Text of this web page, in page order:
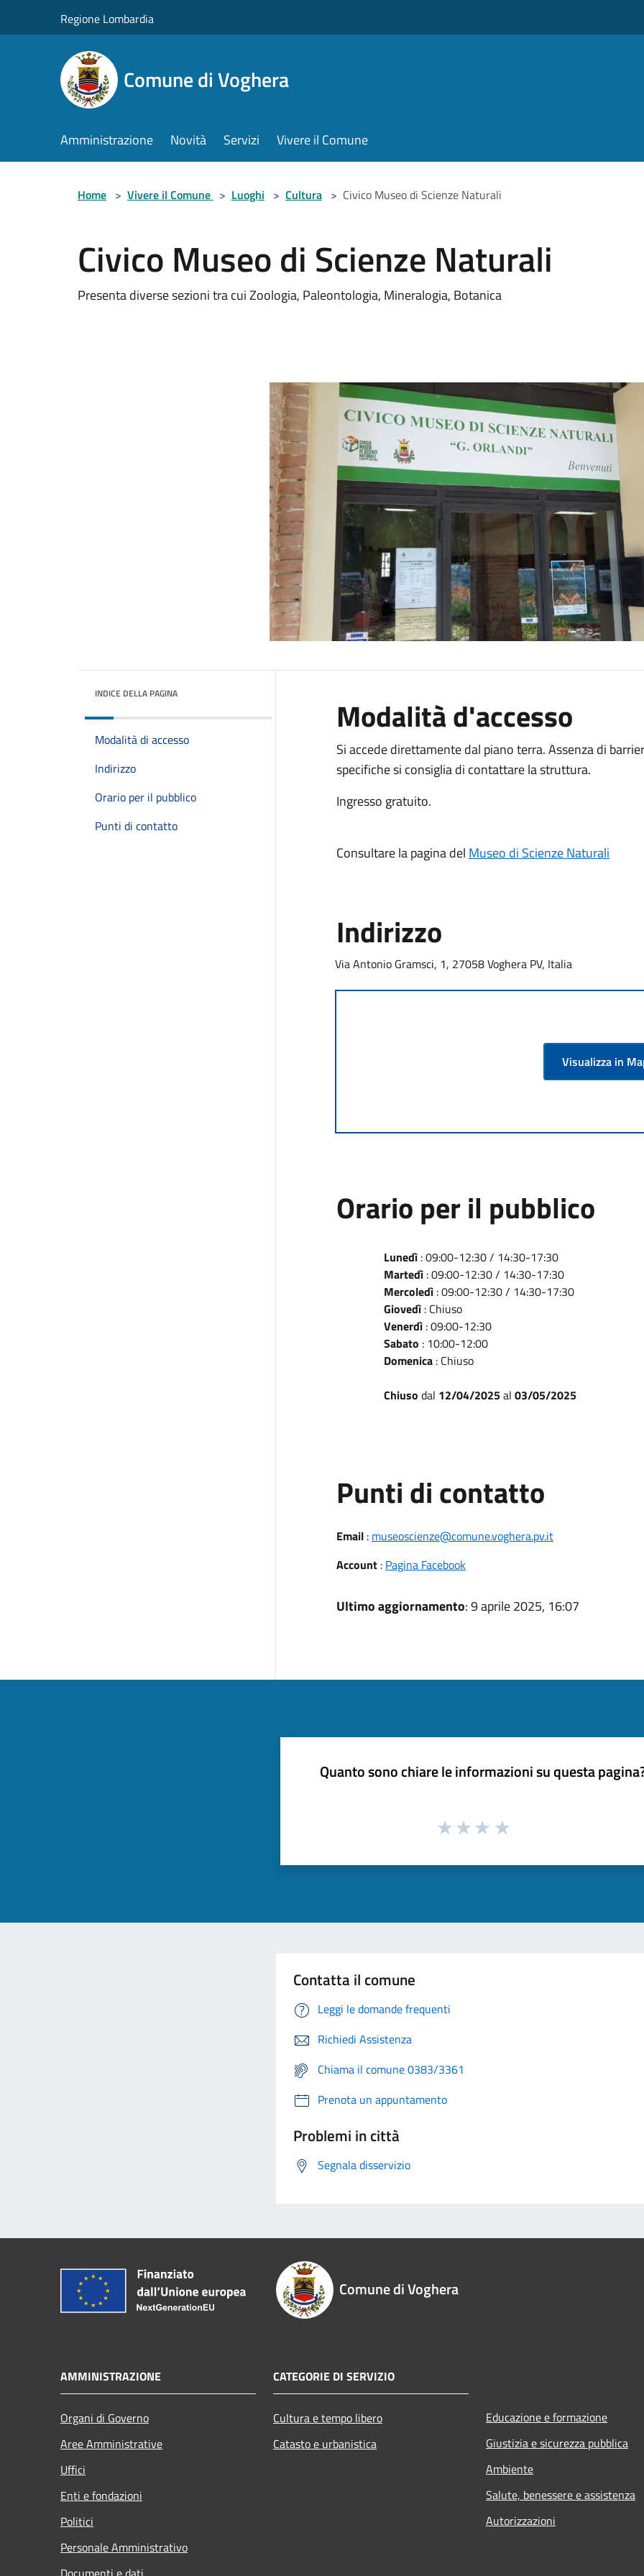
Regione Lombardia
Comune di Voghera
Amministrazione Novità Servizi Vivere il Comune
Home > Vivere il Comune > Luoghi > Cultura > Civico Museo di Scienze Naturali
Civico Museo di Scienze Naturali
Presenta diverse sezioni tra cui Zoologia, Paleontologia, Mineralogia, Botanica
INDICE DELLA PAGINA
Modalità di accesso
Indirizzo
Orario per il pubblico
Punti di contatto
Modalità d'accesso
Si accede direttamente dal piano terra. Assenza di
specifiche si consiglia di contattare la struttura.
Ingresso gratuito.
Consultare la pagina del Museo di Scienze Naturali
Indirizzo
Via Antonio Gramsci, 1, 27058 Voghera PV, Italia
Visualizza in
Orario per il pubblico
Lunedì: 09:00-12:30 / 14:30-17:30
Martedì: 09:00-12:30 / 14:30-17:30
Mercoledì: 09:00-12:30 / 14:30-17:30
Giovedì: Chiuso
Venerdì: 09:00-12:30
Sabato : 10:00-12:00
Domenica: Chiuso
Chiuso dal 12/04/2025al 03/05/2025
Punti di contatto
Email: museoscienze@comune.voghera.pv.it
Account: Pagina Facebook
Ultimo aggiornamento: 9 aprile 2025, 16:07
Quanto sono chiare le informazioni su questa
Contatta il comune
Leggi le domande frequenti
Richiedi Assistenza
Chiama il comune 0383/3361
Prenota un appuntamento
Problemi in città
Segnala disservizio
Comune di Voghera
AMMINISTRAZIONE
Organi di Governo
Aree Amministrative
Uffici
Enti e fondazioni
Politici
Personale Amministrativo
CATEGORIE DI SERVIZIO
Cultura e tempo libero
Catasto e urbanistica
Educazione e formazione
Giustizia e sicurezza pubblica
Ambiente
Salute, benessere e assistenza
Autorizzazioni